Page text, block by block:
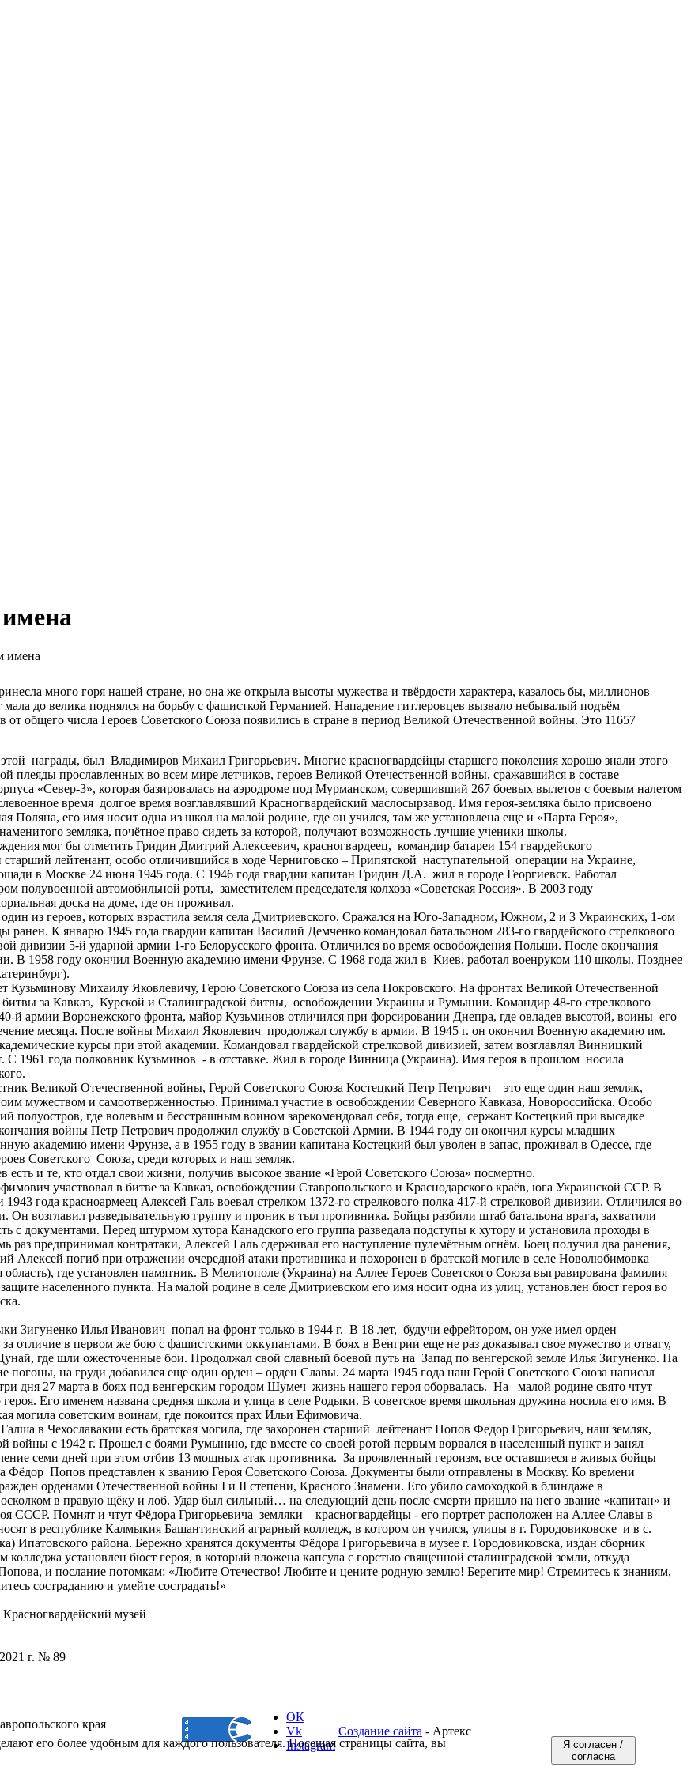
имена
много горя нашей стране, но она же открыла высоты мужества и твёрдости характера, казалось бы, миллионов
до велика поднялся на борьбу с фашисткой Германией. Нападение гитлеровцев вызвало небывалый подъём
от общего числа Героев Советского Союза появились в стране в период Великой Отечественной войны. Это 11657
награды, был Владимиров Михаил Григорьевич. Многие красногвардейцы старшего поколения хорошо знали этого
плеяды прославленных во всем мире летчиков, героев Великой Отечественной войны, сражавшийся в составе
«Север-3», которая базировалась на аэродроме под Мурманском, совершивший 267 боевых вылетов с боевым налетом
время долгое время возглавлявший Красногвардейский маслосырзавод. Имя героя-земляка было присвоено
Поляна, его имя носит одна из школ на малой родине, где он учился, там же установлена еще и «Парта Героя»,
земляка, почётное право сидеть за которой, получают возможность лучшие ученики школы.
мог бы отметить Гридин Дмитрий Алексеевич, красногвардеец, командир батареи 154 гвардейского
старший лейтенант, особо отличившийся в ходе Черниговско – Припятской наступательной операции на Украине,
в Москве 24 июня 1945 года. С 1946 года гвардии капитан Гридин Д.А. жил в городе Георгиевск. Работал
полувоенной автомобильной роты, заместителем председателя колхоза «Советская Россия». В 2003 году
доска на доме, где он проживал.
из героев, которых взрастила земля села Дмитриевского. Сражался на Юго-Западном, Южном, 2 и 3 Украинских, 1-ом
ранен. К январю 1945 года гвардии капитан Василий Демченко командовал батальоном 283-го гвардейского стрелкового
дивизии 5-й ударной армии 1-го Белорусского фронта. Отличился во время освобождения Польши. После окончания
В 1958 году окончил Военную академию имени Фрунзе. С 1968 года жил в Киев, работал военруком 110 школы. Позднее
Кузьминову Михаилу Яковлевичу, Герою Советского Союза из села Покровского. На фронтах Великой Отечественной
битвы за Кавказ, Курской и Сталинградской битвы, освобождении Украины и Румынии. Командир 48-го стрелкового
й армии Воронежского фронта, майор Кузьминов отличился при форсировании Днепра, где овладев высотой, воины его
месяца. После войны Михаил Яковлевич продолжал службу в армии. В 1945 г. он окончил Военную академию им.
курсы при этой академии. Командовал гвардейской стрелковой дивизией, затем возглавлял Винницкий
С 1961 года полковник Кузьминов - в отставке. Жил в городе Винница (Украина). Имя героя в прошлом носила
Великой Отечественной войны, Герой Советского Союза Костецкий Петр Петрович – это еще один наш земляк,
мужеством и самоотверженностью. Принимал участие в освобождении Северного Кавказа, Новороссийска. Особо
полуостров, где волевым и бесстрашным воином зарекомендовал себя, тогда еще, сержант Костецкий при высадке
войны Петр Петрович продолжил службу в Советской Армии. В 1944 году он окончил курсы младших
академию имени Фрунзе, а в 1955 году в звании капитана Костецкий был уволен в запас, проживал в Одессе, где
Советского Союза, среди которых и наш земляк.
есть и те, кто отдал свои жизни, получив высокое звание «Герой Советского Союза» посмертно.
участвовал в битве за Кавказ, освобождении Ставропольского и Краснодарского краёв, юга Украинской ССР. В
года красноармеец Алексей Галь воевал стрелком 1372-го стрелкового полка 417-й стрелковой дивизии. Отличился во
Он возглавил разведывательную группу и проник в тыл противника. Бойцы разбили штаб батальона врага, захватили
с документами. Перед штурмом хутора Канадского его группа разведала подступы к хутору и установила проходы в
раз предпринимал контратаки, Алексей Галь сдерживал его наступление пулемётным огнём. Боец получил два ранения,
Алексей погиб при отражении очередной атаки противника и похоронен в братской могиле в селе Новолюбимовка
где установлен памятник. В Мелитополе (Украина) на Аллее Героев Советского Союза выгравирована фамилия
населенного пункта. На малой родине в селе Дмитриевском его имя носит одна из улиц, установлен бюст героя во
Зигуненко Илья Иванович попал на фронт только в 1944 г. В 18 лет, будучи ефрейтором, он уже имел орден
отличие в первом же бою с фашистскими оккупантами. В боях в Венгрии еще не раз доказывал свое мужество и отвагу,
где шли ожесточенные бои. Продолжал свой славный боевой путь на Запад по венгерской земле Илья Зигуненко. На
погоны, на груди добавился еще один орден – орден Славы. 24 марта 1945 года наш Герой Советского Союза написал
дня 27 марта в боях под венгерским городом Шумеч жизнь нашего героя оборвалась. На малой родине свято чтут
героя. Его именем названа средняя школа и улица в селе Родыки. В советское время школьная дружина носила его имя. В
могила советским воинам, где покоится прах Ильи Ефимовича.
в Чехославакии есть братская могила, где захоронен старший лейтенант Попов Федор Григорьевич, наш земляк,
войны с 1942 г. Прошел с боями Румынию, где вместе со своей ротой первым ворвался в населенный пункт и занял
семи дней при этом отбив 13 мощных атак противника. За проявленный героизм, все оставшиеся в живых бойцы
Фёдор Попов представлен к званию Героя Советского Союза. Документы были отправлены в Москву. Ко времени
орденами Отечественной войны I и II степени, Красного Знамени. Его убило самоходкой в блиндаже в
в правую щёку и лоб. Удар был сильный… на следующий день после смерти пришло на него звание «капитан» и
СССР. Помнят и чтут Фёдора Григорьевича земляки – красногвардейцы - его портрет расположен на Аллее Славы в
в республике Калмыкия Башантинский аграрный колледж, в котором он учился, улицы в г. Городовиковске и в с.
Ипатовского района. Бережно хранятся документы Фёдора Григорьевича в музее г. Городовиковска, издан сборник
установлен бюст героя, в который вложена капсула с горстью священной сталинградской земли, откуда
и послание потомкам: «Любите Отечество! Любите и цените родную землю! Берегите мир! Стремитесь к знаниям,
состраданию и умейте сострадать!»
музей
г. № 89
края
ОК
Vk
Instagram
Создание сайта - Артекс
его более удобным для каждого пользователя. Посещая страницы сайта, вы
Я согласен /
согласна